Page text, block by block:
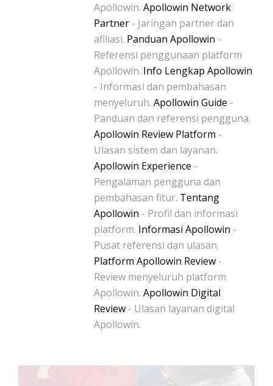
Apollowin. Apollowin Network
Partner - Jaringan partner dan
afiliasi. Panduan Apollowin -
Referensi penggunaan platform
Apollowin. Info Lengkap Apollowin
- Informasi dan pembahasan
menyeluruh. Apollowin Guide -
Panduan dan referensi pengguna.
Apollowin Review Platform -
Ulasan sistem dan layanan.
Apollowin Experience -
Pengalaman pengguna dan
pembahasan fitur. Tentang
Apollowin - Profil dan informasi
platform. Informasi Apollowin -
Pusat referensi dan ulasan.
Platform Apollowin Review -
Review menyeluruh platform
Apollowin. Apollowin Digital
Review - Ulasan layanan digital
Apollowin.